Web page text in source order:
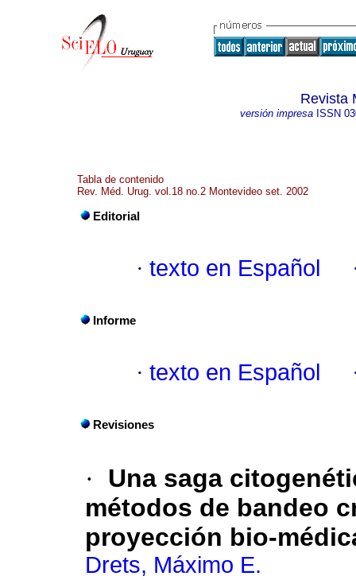
Revista
versión impresaISSN
Tabla de contenido
Rev. Méd. Urug. vol.18 no.2 Montevideo set. 2002
Editorial
· texto en Español
Informe
· texto en Español
Revisiones
·
Una saga
métodos de bandeo
proyección bio-
Drets, Máximo E.